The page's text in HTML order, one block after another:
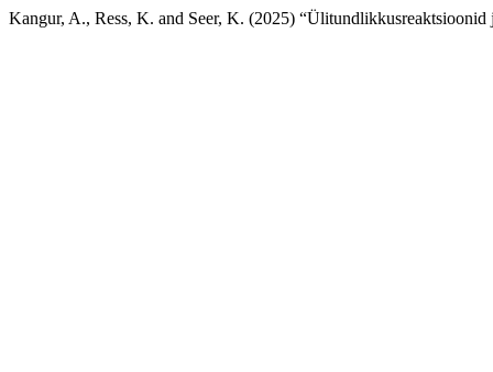
Kangur, A., Ress, K. and Seer, K. (2025) “Ülitundlikkusreaktsioonid